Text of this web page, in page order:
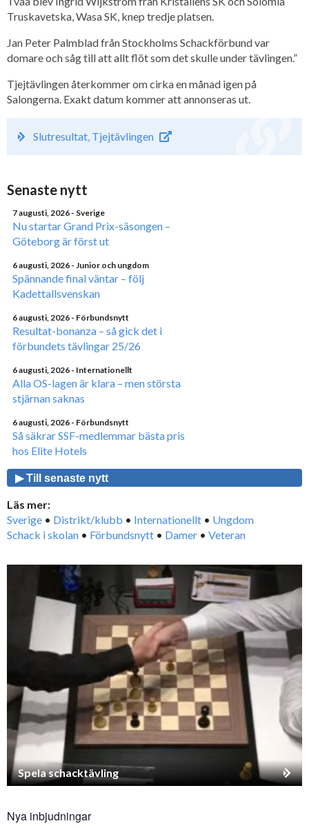
Truskavetska, Wasa SK, knep tredje platsen.
Jan Peter Palmblad från Stockholms Schackförbund var
domare och såg till att allt flöt som det skulle under tävlingen.”
Tjejtävlingen återkommer om cirka en månad igen på
Salongerna. Exakt datum kommer att annonseras ut.
Slutresultat, Tjejtävlingen
Senaste nytt
7 augusti, 2026 - Sverige
Nu startar Grand Prix-säsongen –
Göteborg är först ut
6 augusti, 2026 - Junior och ungdom
Spännande final väntar – följ
Kadettallsvenskan
6 augusti, 2026 - Förbundsnytt
Resultat-bonanza – så gick det i
förbundets tävlingar 25/26
6 augusti, 2026 - Internationellt
Alla OS-lagen är klara – men största
stjärnan saknas
6 augusti, 2026 - Förbundsnytt
Så säkrar SSF-medlemmar bästa pris
hos Elite Hotels
▶ Till senaste nytt
Läs mer:
Sverige • Distrikt/klubb • Internationellt • Ungdom
Schack i skolan • Förbundsnytt • Damer • Veteran
Spela schacktävling
Nya inbjudningar